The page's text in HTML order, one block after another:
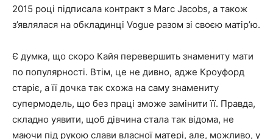
2015 році підписала контракт з Marc Jacobs, а також
з’являлася на обкладинці Vogue разом зі своєю матір’ю.
Є думка, що скоро Кайя перевершить знамениту мати
по популярності. Втім, це не дивно, адже Кроуфорд
старіє, а її дочка так схожа на саму знамениту
супермодель, що без праці зможе замінити її. Правда,
складно уявити, щоб дівчина стала так відома, не
маючи під рукою слави власної матері, але, можливо, у